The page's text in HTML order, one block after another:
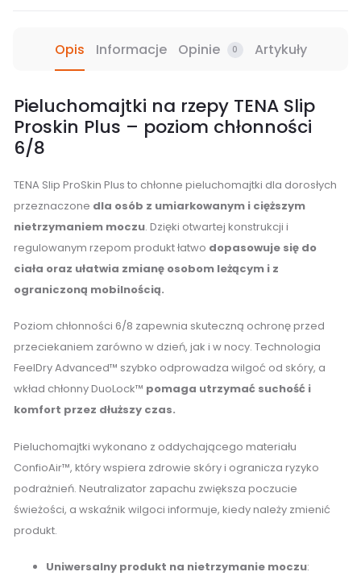
Opis Informacje Opinie 0 Artykuły
Pieluchomajtki na rzepy TENA Slip
Proskin Plus – poziom chłonności
6/8
TENA Slip ProSkin Plus to chłonne pieluchomajtki dla dorosłych
przeznaczone dla osób z umiarkowanym i cięższym
nietrzymaniem moczu. Dzięki otwartej konstrukcji i
regulowanym rzepom produkt łatwo dopasowuje się do
ciała oraz ułatwia zmianę osobom leżącym i z
ograniczoną mobilnością.
Poziom chłonności 6/8 zapewnia skuteczną ochronę przed
przeciekaniem zarówno w dzień, jak i w nocy. Technologia
FeelDry Advanced™ szybko odprowadza wilgoć od skóry, a
wkład chłonny DuoLock™ pomaga utrzymać suchość i
komfort przez dłuższy czas.
Pieluchomajtki wykonano z oddychającego materiału
ConfioAir™, który wspiera zdrowie skóry i ogranicza ryzyko
podrażnień. Neutralizator zapachu zwiększa poczucie
świeżości, a wskaźnik wilgoci informuje, kiedy należy zmienić
produkt.
Uniwersalny produkt na nietrzymanie moczu: